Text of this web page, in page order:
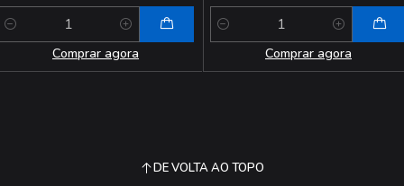
Comprar agora
Quantidade
Comprar agora
DE VOLTA AO TOPO